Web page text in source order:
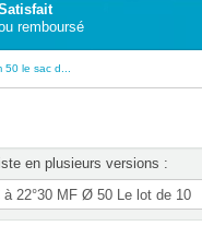
remboursé
le sac d...
en plusieurs versions :